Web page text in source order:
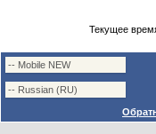
Текущее